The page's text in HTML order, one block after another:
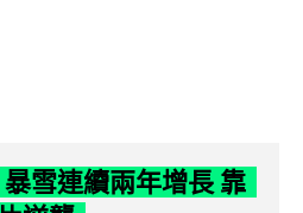
雪連續兩年增長 靠